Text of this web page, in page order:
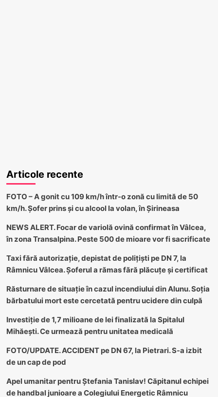
Articole recente
FOTO – A gonit cu 109 km/h într-o zonă cu limită de 50
km/h. Șofer prins și cu alcool la volan, în Șirineasa
NEWS ALERT. Focar de variolă ovină confirmat în Vâlcea,
în zona Transalpina. Peste 500 de mioare vor fi sacrificate
Taxi fără autorizație, depistat de polițiști pe DN 7, la
Râmnicu Vâlcea. Șoferul a rămas fără plăcuțe și certificat
Răsturnare de situație în cazul incendiului din Alunu. Soția
bărbatului mort este cercetată pentru ucidere din culpă
Investiție de 1,7 milioane de lei finalizată la Spitalul
Mihăești. Ce urmează pentru unitatea medicală
FOTO/UPDATE. ACCIDENT pe DN 67, la Pietrari. S-a izbit
de un cap de pod
Apel umanitar pentru Ștefania Tanislav! Căpitanul echipei
de handbal junioare a Colegiului Energetic Râmnicu